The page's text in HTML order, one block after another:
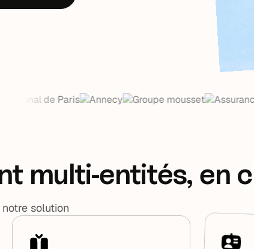
multi-entités, en
solution